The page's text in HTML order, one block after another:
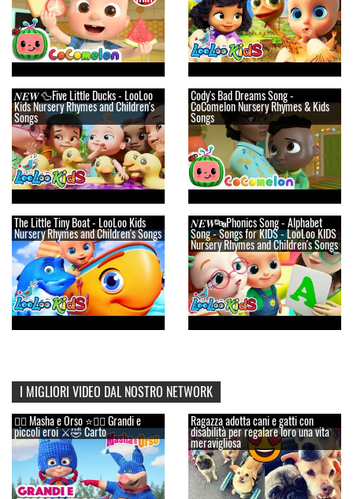
𝑵𝑬𝑾 🦆Five Little Ducks - LooLoo
Kids Nursery Rhymes and Children's
Songs
Cody's Bad Dreams Song -
CoComelon Nursery Rhymes & Kids
Songs
The Little Tiny Boat - LooLoo Kids
Nursery Rhymes and Children's Songs
𝑵𝑬𝑾🔤Phonics Song - Alphabet
Song - Songs for KIDS - LooLoo KIDS
Nursery Rhymes and Children's Songs
I MIGLIORI VIDEO DAL NOSTRO NETWORK
👱‍♀️ Masha e Orso ⭐🦸‍♀️ Grandi e
piccoli eroi ⚔️🤣 Carto
Ragazza adotta cani e gatti con
disabilità per regalare loro una vita
meravigliosa